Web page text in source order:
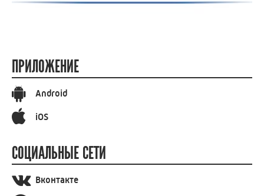
ПРИЛОЖЕНИЕ
Android
iOS
СОЦИАЛЬНЫЕ СЕТИ
Вконтакте